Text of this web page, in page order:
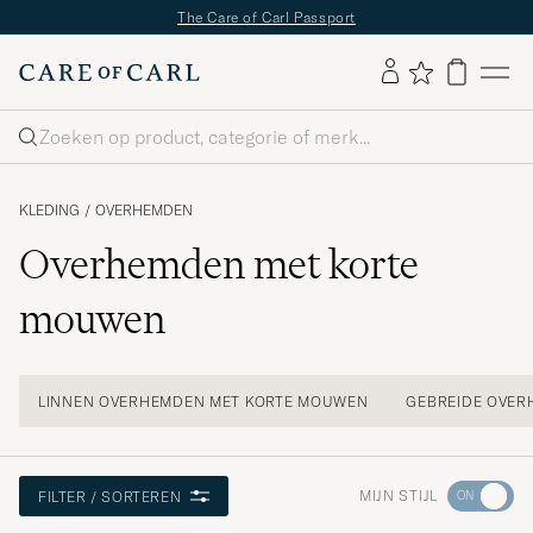
The Care of Carl Passport
Zoeken
KLEDING / OVERHEMDEN
Overhemden met korte
mouwen
LINNEN OVERHEMDEN MET KORTE MOUWEN GEBREIDE
FILTER / SORTEREN MIJN STIJL Ga